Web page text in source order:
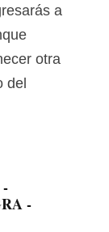
a
otra
del
-